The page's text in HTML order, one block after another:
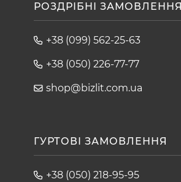
РОЗДРІБНІ ЗАМОВЛЕННЯ
+38 (099) 562-25-63
+38 (050) 226-77-77
shop@bizlit.com.ua
ГУРТОВІ ЗАМОВЛЕННЯ
+38 (050) 218-95-95